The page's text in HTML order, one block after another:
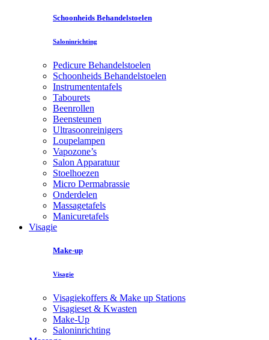
Schoonheids Behandelstoelen
Saloninrichting
Pedicure Behandelstoelen
Schoonheids Behandelstoelen
Instrumententafels
Tabourets
Beenrollen
Beensteunen
Ultrasoonreinigers
Loupelampen
Vapozone’s
Salon Apparatuur
Stoelhoezen
Micro Dermabrassie
Onderdelen
Massagetafels
Manicuretafels
Visagie
Make-up
Visagie
Visagiekoffers & Make up Stations
Visagieset & Kwasten
Make-Up
Saloninrichting